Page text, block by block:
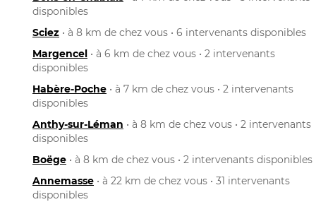
disponibles
Sciez • à 8 km de chez vous • 6 intervenants disponibles
Margencel • à 6 km de chez vous • 2 intervenants
disponibles
Habère-Poche • à 7 km de chez vous • 2 intervenants
disponibles
Anthy-sur-Léman • à 8 km de chez vous • 2 intervenants
disponibles
Boëge • à 8 km de chez vous • 2 intervenants disponibles
Annemasse • à 22 km de chez vous • 31 intervenants
disponibles